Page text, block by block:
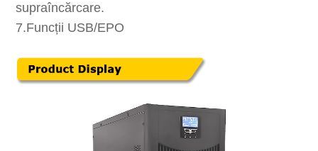
supraîncărcare.
7.Funcții USB/EPO